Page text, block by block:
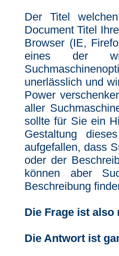
Der Titel
Document Titel
Browser (IE,
eines der
unerlässlich und
Power
aller
sollte für Sie ein
Gestaltung
aufgefallen, dass
oder der
können aber
Beschreibung
Die Frage ist also
Die Antwort ist